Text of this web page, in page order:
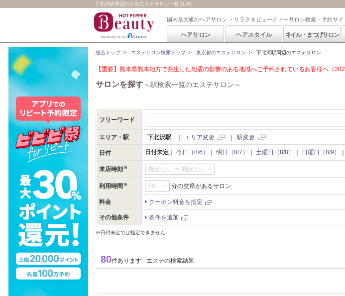
下北沢駅周辺の人気エステサロン一覧 (1/4)
国内最大級のヘアサロン ・リラク＆ビューティーサロン検索・予約サイ
ヘアサロン ヘアスタイル ネイル・まつげサロン
総合トップ> エステサロン検索トップ> 東京都のエステサロン > 下北沢駅周辺のエステサロン
【重要】熊本県熊本地方で発生した地震の影響のある地域へご予約されているお客様へ（
サロンを探す～駅検索一覧のエステサロン～
フリーワード
エリア・駅 下北沢駅 エリア変更 駅変更
日付 日付未定 今日（8/6） 明日（8/7） 土曜日（8/8） 日曜日（8/9）
来店時刻 指定なし 〜 指定なし
利用時間 分の空席があるサロン
料金 クーポン料金を指定
その他条件 条件を追加
※日付未定では指定できません
80件あります - エステの検索結果